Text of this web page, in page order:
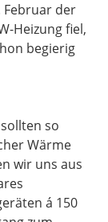
Februar der
Heizung fiel,
begierig
so
Wärme
wir uns aus
á 150